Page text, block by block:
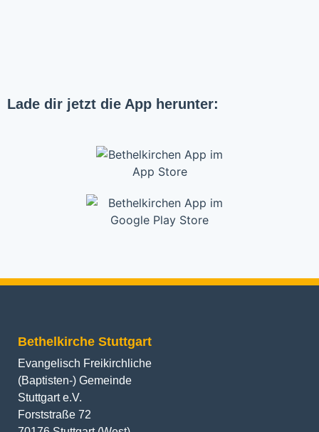
Lade dir jetzt die App herunter:
Bethelkirche Stuttgart
Evangelisch Freikirchliche
(Baptisten-) Gemeinde
Stuttgart e.V.
Forststraße 72